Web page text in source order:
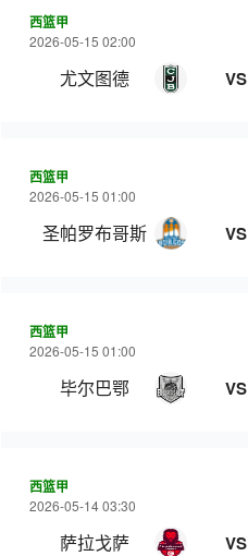
西篮甲
2026-05-15 02:00
尤文图德 VS
西篮甲
2026-05-15 01:00
圣帕罗布哥斯 VS
西篮甲
2026-05-15 01:00
毕尔巴鄂 VS
西篮甲
2026-05-14 03:30
萨拉戈萨 VS